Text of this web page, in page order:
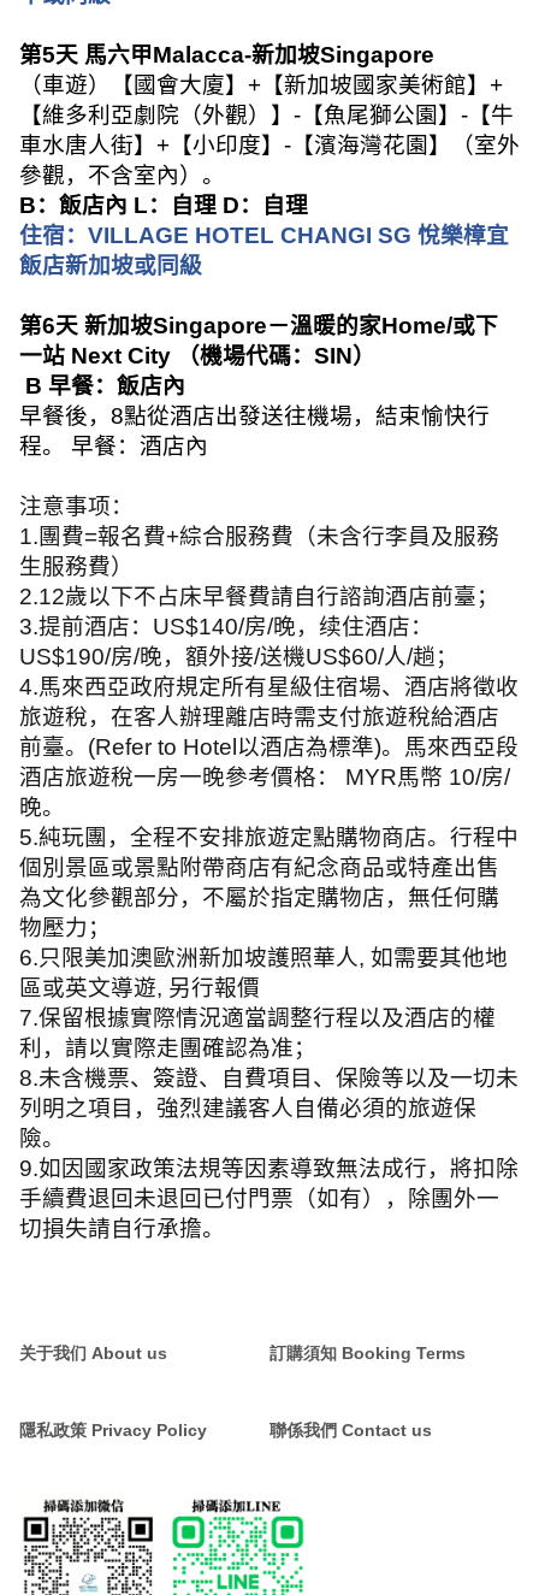
第5天 馬六甲Malacca-新加坡Singapore
（車遊）【國會大廈】 + 【新加坡國家美術館】 +
【維多利亞劇院（外觀）】 - 【魚尾獅公園】 - 【牛
車水唐人街】 + 【小印度】 - 【濱海灣花園】（室外
參觀，不含室內）。
B：飯店內 L：自理 D：自理
住宿： VILLAGE HOTEL CHANGI SG 悅樂樟宜
飯店新加坡或同級
第6天 新加坡Singapore－溫暖的家Home/或下
一站 Next City （機場代碼： SIN）
B 早餐：飯店內
早餐後， 8點從酒店出發送往機場，結束愉快行
程。 早餐：酒店內
注意事项：
1.團費=報名費+綜合服務費（未含行李員及服務
生服務費）
2.12歲以下不占床早餐費請自行諮詢酒店前臺；
3.提前酒店： US$140/房/晚，续住酒店：
US$190/房/晚，額外接/送機US$60/人/趟；
4.馬來西亞政府規定所有星級住宿場、酒店將徵收
旅遊稅，在客人辦理離店時需支付旅遊稅給酒店
前臺。 (Refer to Hotel 以酒店為標準)。馬來西亞段
酒店旅遊稅一房一晚參考價格：
MYR馬幣 10/房/
晚。
5.純玩團，全程不安排旅遊定點購物商店。行程中
個別景區或景點附帶商店有紀念商品或特產出售
為文化參觀部分，不屬於指定購物店，無任何購
物壓力；
6.只限美加澳歐洲新加坡護照華人, 如需要其他地
區或英文導遊, 另行報價
7.保留根據實際情況適當調整行程以及酒店的權
利，請以實際走團確認為准；
8.未含機票、簽證、自費項目、保險等以及一切未
列明之項目，強烈建議客人自備必須的旅遊保
險。
9.如因國家政策法規等因素導致無法成行，將扣除
手續費退回未退回已付門票（如有），除團外一
切損失請自行承擔。
关于我们 About us 訂購須知 Booking Terms
隱私政策 Privacy Policy 聯係我們 Contact us